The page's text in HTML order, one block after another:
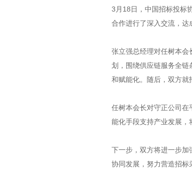
3月18日，中国招标投标
合作进行了深入交流，达
张立强总经理对任树本
划，围绕供应链服务全
和赋能化。随后，双方就
任树本会长对守正公司在
能化手段支持产业发展，
下一步，双方将进一步加
协同发展，努力营造招标